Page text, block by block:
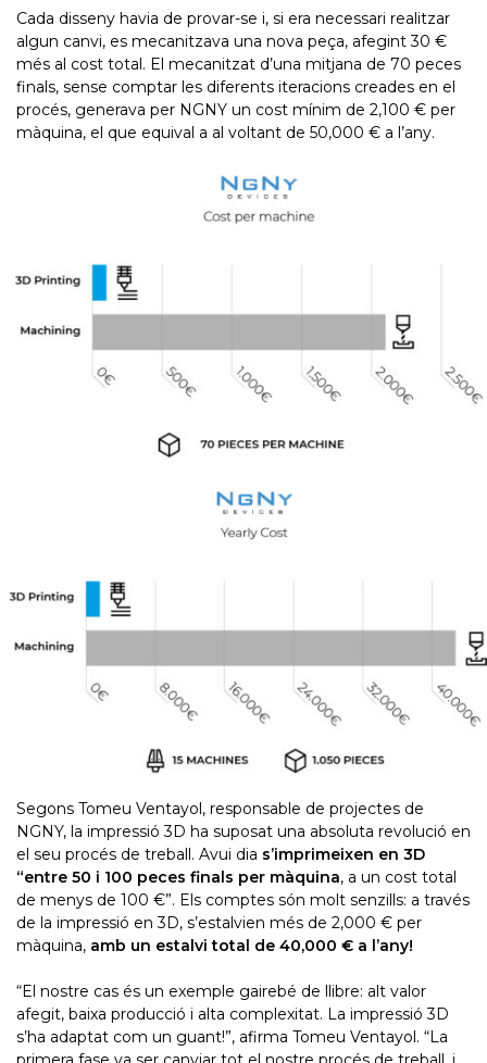
Cada disseny havia de provar-se i, si era necessari realitzar
algun canvi, es mecanitzava una nova peça, afegint 30 €
més al cost total. El mecanitzat d’una mitjana de 70 peces
finals, sense comptar les diferents iteracions creades en el
procés, generava per NGNY un cost mínim de 2,100 € per
màquina, el que equival a al voltant de 50,000 € a l’any.
Segons Tomeu Ventayol, responsable de projectes de
NGNY, la impressió 3D ha suposat una absoluta revolució en
el seu procés de treball. Avui dia s’imprimeixen en 3D
“entre 50 i 100 peces finals per màquina, a un cost total
de menys de 100 €”. Els comptes són molt senzills: a través
de la impressió en 3D, s’estalvien més de 2,000 € per
màquina, amb un estalvi total de 40,000 € a l’any!
“El nostre cas és un exemple gairebé de llibre: alt valor
afegit, baixa producció i alta complexitat. La impressió 3D
s’ha adaptat com un guant!”, afirma Tomeu Ventayol. “La